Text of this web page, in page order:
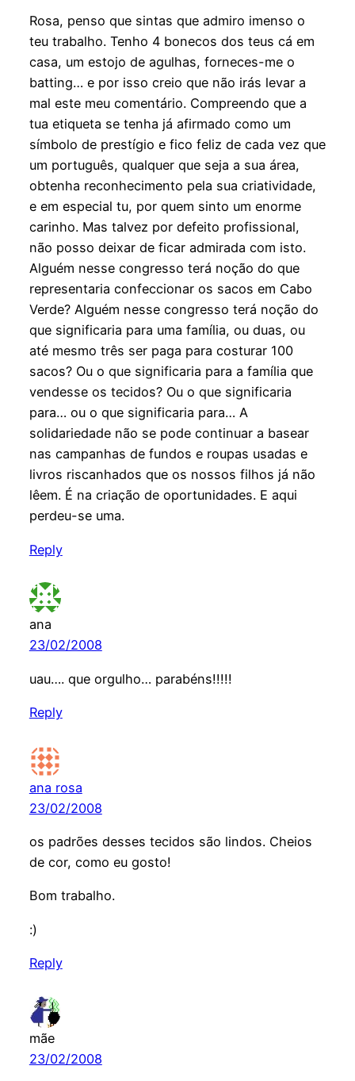
Rosa, penso que sintas que admiro imenso o
teu trabalho. Tenho 4 bonecos dos teus cá em
casa, um estojo de agulhas, forneces-me o
batting… e por isso creio que não irás levar a
mal este meu comentário. Compreendo que a
tua etiqueta se tenha já afirmado como um
símbolo de prestígio e fico feliz de cada vez que
um português, qualquer que seja a sua área,
obtenha reconhecimento pela sua criatividade,
e em especial tu, por quem sinto um enorme
carinho. Mas talvez por defeito profissional,
não posso deixar de ficar admirada com isto.
Alguém nesse congresso terá noção do que
representaria confeccionar os sacos em Cabo
Verde? Alguém nesse congresso terá noção do
que significaria para uma família, ou duas, ou
até mesmo três ser paga para costurar 100
sacos? Ou o que significaria para a família que
vendesse os tecidos? Ou o que significaria
para… ou o que significaria para… A
solidariedade não se pode continuar a basear
nas campanhas de fundos e roupas usadas e
livros riscanhados que os nossos filhos já não
lêem. É na criação de oportunidades. E aqui
perdeu-se uma.
Reply
ana
23/02/2008
uau…. que orgulho… parabéns!!!!!
Reply
ana rosa
23/02/2008
os padrões desses tecidos são lindos. Cheios
de cor, como eu gosto!
Bom trabalho.
:)
Reply
mãe
23/02/2008